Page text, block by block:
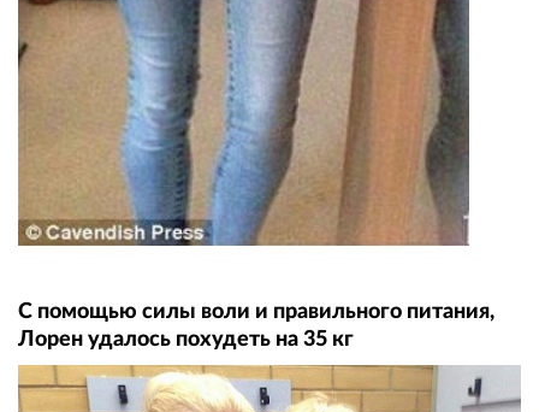
С помощью силы воли и правильного питания,
Лорен удалось похудеть на 35 кг